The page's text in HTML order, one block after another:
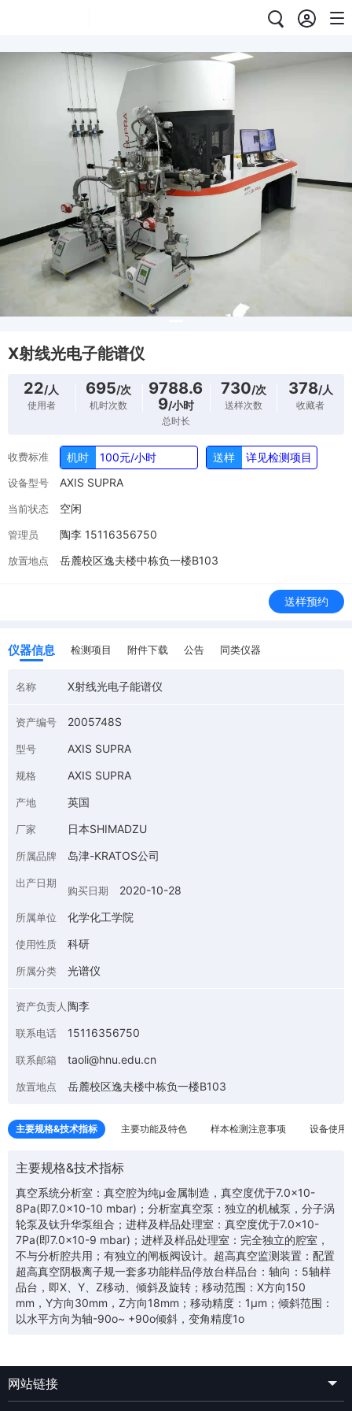
X射线光电子能谱仪
22/人
使用者
695/次
机时次数
9788.6
9/小时
总时长
730/次
送样次数
378/人
收藏者
收费标准 机时 100元/小时 送样 详见检测项目
设备型号 AXIS SUPRA
当前状态 空闲
管理员 陶李 15116356750
放置地点 岳麓校区逸夫楼中栋负一楼B103
送样预约
仪器信息 检测项目 附件下载 公告 同类仪器
名称 X射线光电子能谱仪
资产编号 2005748S
型号 AXIS SUPRA
规格 AXIS SUPRA
产地 英国
厂家 日本SHIMADZU
所属品牌 岛津-KRATOS公司
出产日期
购买日期 2020-10-28
所属单位 化学化工学院
使用性质 科研
所属分类 光谱仪
资产负责人 陶李
联系电话 15116356750
联系邮箱 taoli@hnu.edu.cn
放置地点 岳麓校区逸夫楼中栋负一楼B103
主要规格&技术指标 主要功能及特色 样本检测注意事项 设备使用
主要规格&技术指标
真空系统分析室：真空腔为纯μ金属制造，真空度优于7.0×10-
8Pa(即7.0×10-10 mbar)；分析室真空泵：独立的机械泵，分子涡
轮泵及钛升华泵组合；进样及样品处理室：真空度优于7.0×10-
7Pa(即7.0×10-9 mbar)；进样及样品处理室：完全独立的腔室，
不与分析腔共用；有独立的闸板阀设计。超高真空监测装置：配置
超高真空阴极离子规一套多功能样品停放台样品台：轴向：5轴样
品台，即X、Y、Z移动、倾斜及旋转；移动范围：X方向150
mm，Y方向30mm，Z方向18mm；移动精度：1μm；倾斜范围：
以水平方向为轴-90o~ +90o倾斜，变角精度1o
网站链接